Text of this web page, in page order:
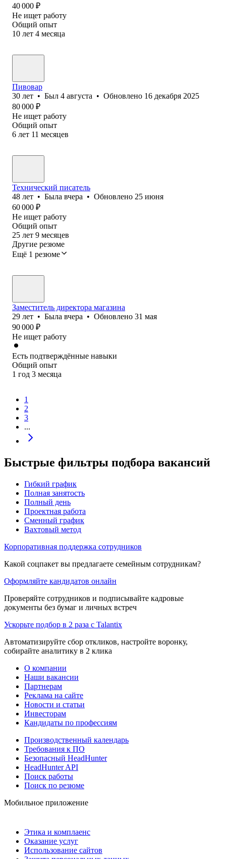
40 000 ₽
Не ищет работу
Общий опыт
10 лет 4 месяца
Пивовар
30 лет • Был 4 августа • Обновлено 16 декабря 2025
80 000 ₽
Не ищет работу
Общий опыт
6 лет 11 месяцев
Технический писатель
48 лет • Была вчера • Обновлено 25 июня
60 000 ₽
Не ищет работу
Общий опыт
25 лет 9 месяцев
Другие резюме
Ещё 1 резюме
Заместитель директора магазина
29 лет • Была вчера • Обновлено 31 мая
90 000 ₽
Не ищет работу
Есть подтверждённые навыки
Общий опыт
1 год 3 месяца
1
2
3
...
Быстрые фильтры подбора вакансий
Гибкий график
Полная занятость
Полный день
Проектная работа
Сменный график
Вахтовый метод
Корпоративная поддержка сотрудников
Какой соцпакет вы предлагаете семейным сотрудникам?
Оформляйте кандидатов онлайн
Проверяйте сотрудников и подписывайте кадровые
документы без бумаг и личных встреч
Ускорьте подбор в 2 раза с Talantix
Автоматизируйте сбор откликов, настройте воронку,
собирайте аналитику в 2 клика
О компании
Наши вакансии
Партнерам
Реклама на сайте
Новости и статьи
Инвесторам
Кандидаты по профессиям
Производственный календарь
Требования к ПО
Безопасный HeadHunter
HeadHunter API
Поиск работы
Поиск по резюме
Мобильное приложение
Этика и комплаенс
Оказание услуг
Использование сайтов